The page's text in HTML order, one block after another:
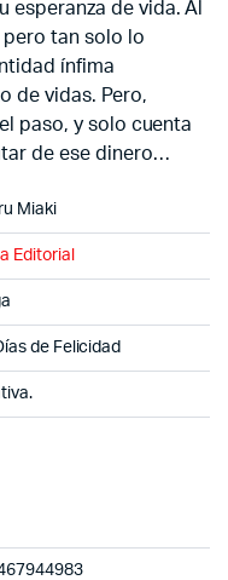
de vida. Al
tan solo lo
ínfima
de vidas. Pero,
paso, y solo cuenta
de ese dinero…
Miaki
Editorial
de Felicidad